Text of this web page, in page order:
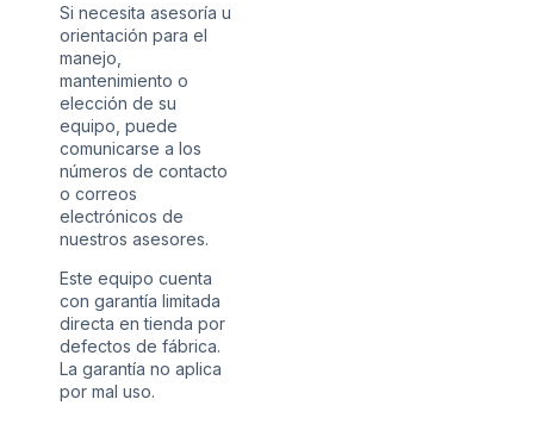
Si necesita asesoría u
orientación para el
manejo,
mantenimiento o
elección de su
equipo, puede
comunicarse a los
números de contacto
o correos
electrónicos de
nuestros asesores.
Este equipo cuenta
con garantía limitada
directa en tienda por
defectos de fábrica.
La garantía no aplica
por mal uso.